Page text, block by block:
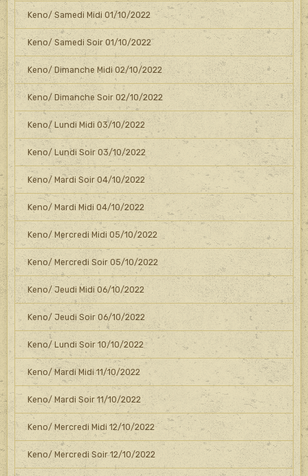
Keno/ Samedi Midi 01/10/2022
Keno/ Samedi Soir 01/10/2022
Keno/ Dimanche Midi 02/10/2022
Keno/ Dimanche Soir 02/10/2022
Keno/ Lundi Midi 03/10/2022
Keno/ Lundi Soir 03/10/2022
Keno/ Mardi Soir 04/10/2022
Keno/ Mardi Midi 04/10/2022
Keno/ Mercredi Midi 05/10/2022
Keno/ Mercredi Soir 05/10/2022
Keno/ Jeudi Midi 06/10/2022
Keno/ Jeudi Soir 06/10/2022
Keno/ Lundi Soir 10/10/2022
Keno/ Mardi Midi 11/10/2022
Keno/ Mardi Soir 11/10/2022
Keno/ Mercredi Midi 12/10/2022
Keno/ Mercredi Soir 12/10/2022